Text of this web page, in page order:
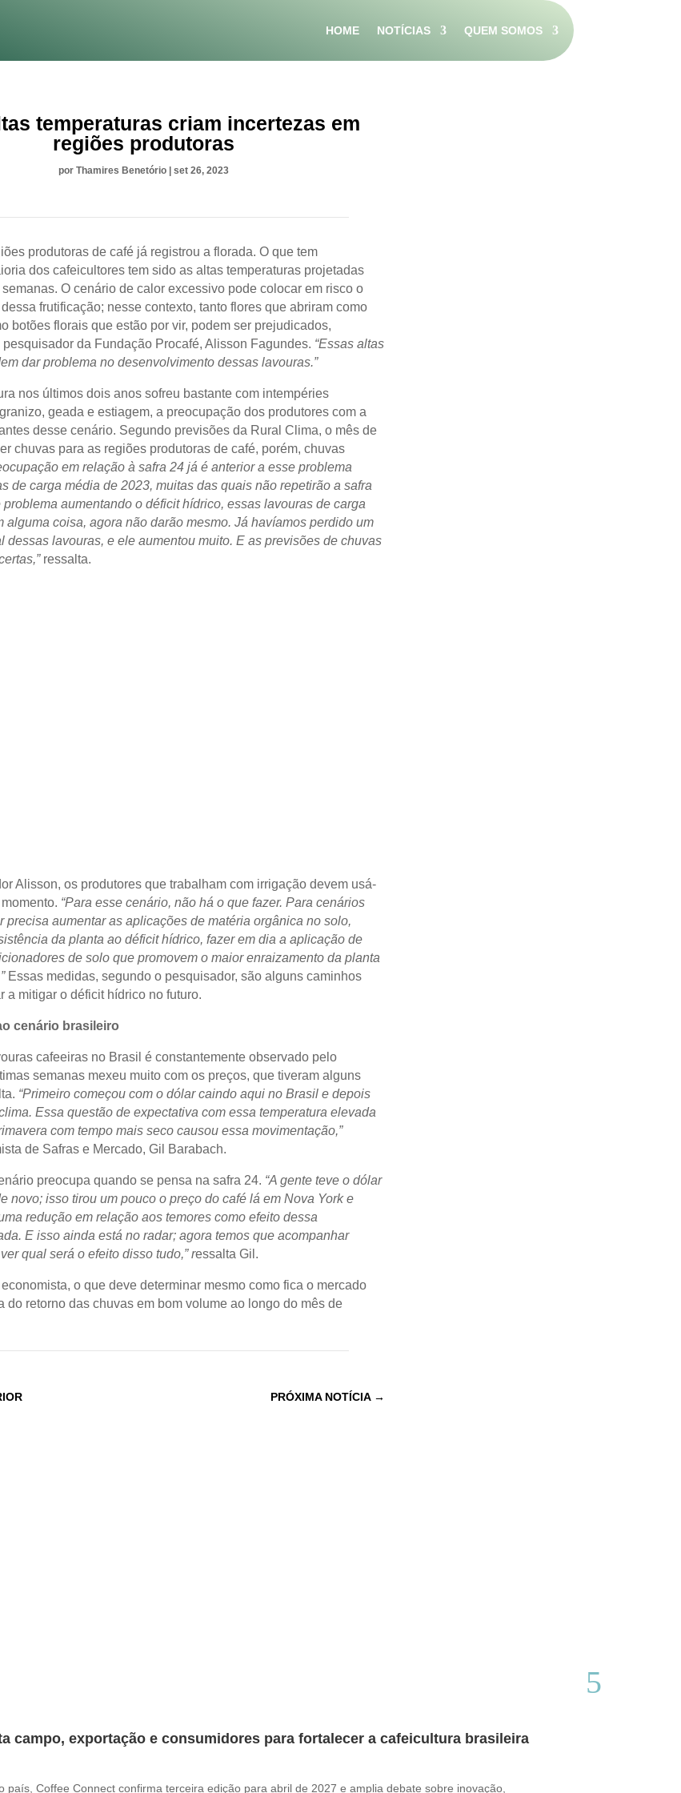
HOME NOTÍCIAS QUEM SOMOS
temperaturas criam incertezas em
regiões produtoras
por Thamires Benetório| set 26, 2023
produtoras de café já registrou a florada. O que tem
dos cafeicultores tem sido as altas temperaturas projetadas
O cenário de calor excessivo pode colocar em risco o
frutificação; nesse contexto, tanto flores que abriram como
botões florais que estão por vir, podem ser prejudicados,
da Fundação Procafé, Alisson Fagundes. “Essas altas
dar problema no desenvolvimento dessas lavouras.”
nos últimos dois anos sofreu bastante com intempéries
geada e estiagem, a preocupação dos produtores com a
desse cenário. Segundo previsões da Rural Clima, o mês de
chuvas para as regiões produtoras de café, porém, chuvas
em relação à safra 24 já é anterior a esse problema
de carga média de 2023, muitas das quais não repetirão a safra
problema aumentando o déficit hídrico, essas lavouras de carga
alguma coisa, agora não darão mesmo. Já havíamos perdido um
dessas lavouras, e ele aumentou muito. E as previsões de chuvas
ressalta.
Alisson, os produtores que trabalham com irrigação devem usá-
“Para esse cenário, não há o que fazer. Para cenários
precisa aumentar as aplicações de matéria orgânica no solo,
da planta ao déficit hídrico, fazer em dia a aplicação de
de solo que promovem o maior enraizamento da planta
Essas medidas, segundo o pesquisador, são alguns caminhos
a mitigar o déficit hídrico no futuro.
cenário brasileiro
cafeeiras no Brasil é constantemente observado pelo
semanas mexeu muito com os preços, que tiveram alguns
“Primeiro começou com o dólar caindo aqui no Brasil e depois
Essa questão de expectativa com essa temperatura elevada
com tempo mais seco causou essa movimentação,”
de Safras e Mercado, Gil Barabach.
preocupa quando se pensa na safra 24. “A gente teve o dólar
novo; isso tirou um pouco o preço do café lá em Nova York e
redução em relação aos temores como efeito dessa
E isso ainda está no radar; agora temos que acompanhar
qual será o efeito disso tudo,” ressalta Gil.
o que deve determinar mesmo como fica o mercado
do retorno das chuvas em bom volume ao longo do mês de
PRÓXIMA NOTÍCIA→
campo, exportação e consumidores para fortalecer a cafeicultura brasileira
Coffee Connect confirma terceira edição para abril de 2027 e amplia debate sobre inovação,